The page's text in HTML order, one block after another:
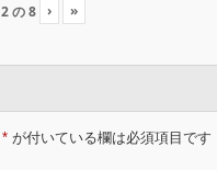
2の8 › »
* が付いている欄は必須項目です